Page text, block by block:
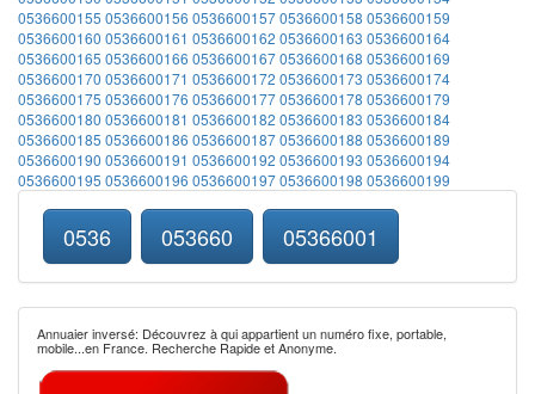
0536600155 0536600156 05366001570536600158 0536600159
0536600160 0536600161 0536600162 0536600163 0536600164
0536600165 0536600166 05366001670536600168 0536600169
0536600170 0536600171 0536600172 0536600173 0536600174
0536600175 0536600176 05366001770536600178 0536600179
0536600180 0536600181 0536600182 0536600183 0536600184
0536600185 0536600186 05366001870536600188 0536600189
0536600190 0536600191 0536600192 0536600193 0536600194
0536600195 0536600196 05366001970536600198 0536600199
0536 053660 05366001
Annuaier inversé: Découvrez à qui appartient un numéro fixe, portable,
mobile...en France. Recherche Rapide et Anonyme.